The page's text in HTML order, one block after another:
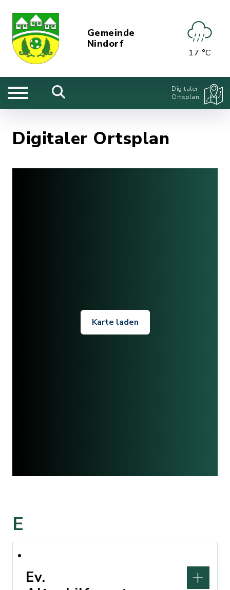
Gemeinde
Nindorf
17 °C
Digitaler
Ortsplan
Digitaler Ortsplan
Karte laden
E
Ev.